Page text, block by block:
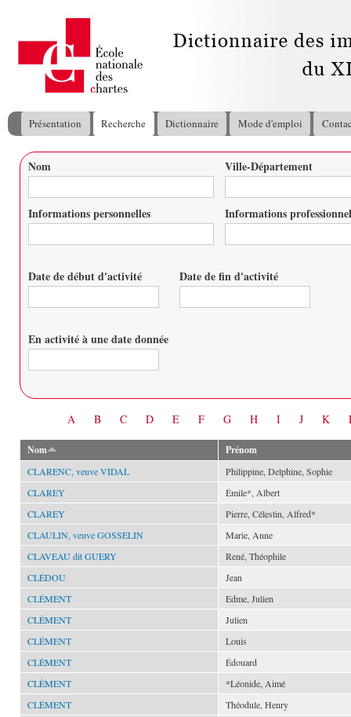
Menu principal
Présentation Recherche Dictionnaire Mode d'emploi
Vous êtes ici
Nom Ville-Département
Informations personnelles Informations
Date de début d'activité Date de fin d'activité
En activité à une date donnée
A B C D E F G H I J K
Nom Prénom
CLARENC, veuve VIDAL
Philippine, Delphine, Sophie
CLAREY
Émile*, Albert
CLAREY
Pierre, Célestin, Alfred*
CLAULIN, veuve GOSSELIN
Marie, Anne
CLAVEAU dit GUERY
René, Théophile
CLÉDOU
Jean
CLÉMENT
Edme, Julien
CLÉMENT
Julien
CLÉMENT
Louis
CLÉMENT
Édouard
CLÉMENT
*Léonide, Aimé
CLÉMENT
Théodule, Henry